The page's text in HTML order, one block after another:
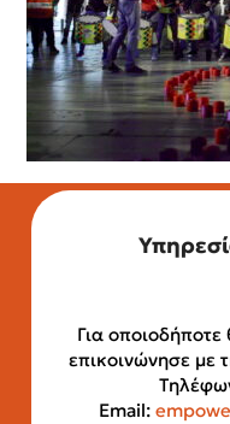
Για οποιοδήποτε
επικοινώνησε με
Email: